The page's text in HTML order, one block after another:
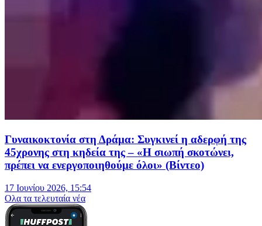
Γυναικοκτονία στη Δράμα: Συγκινεί η αδερφή της
45χρονης στη κηδεία της – «Η σιωπή σκοτώνει,
πρέπει να ενεργοποιηθούμε όλοι» (Βίντεο)
17 Ιουνίου 2026, 15:54
Oλα τα τελευταία νέα